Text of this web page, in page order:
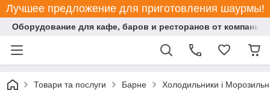
Лучшее предложение для приготовления шаурмы!
Оборудование для кафе, баров и ресторанов от компании
Товари та послуги Барне Холодильники і